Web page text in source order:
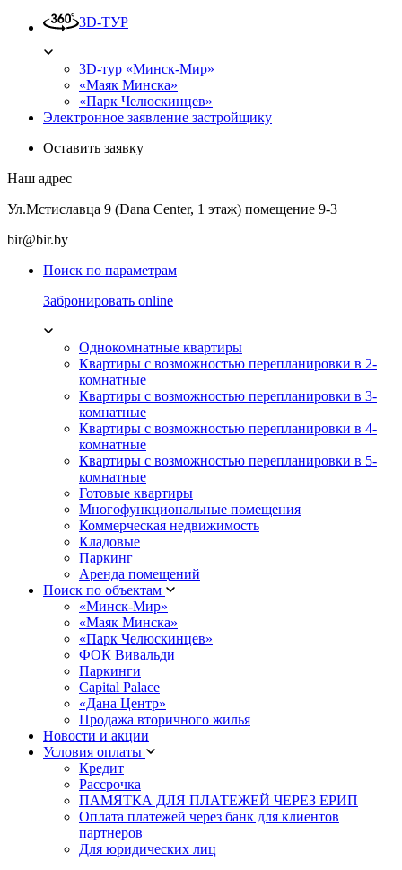
3D-ТУР
3D-тур «Минск-Мир»
«Маяк Минска»
«Парк Челюскинцев»
Электронное заявление застройщику
Оставить заявку
Наш адрес
Ул.Мстиславца 9 (Dana Center, 1 этаж) помещение 9-3
bir@bir.by
Поиск по параметрам
Забронировать online
Однокомнатные квартиры
Квартиры с возможностью перепланировки в 2-
комнатные
Квартиры с возможностью перепланировки в 3-
комнатные
Квартиры с возможностью перепланировки в 4-
комнатные
Квартиры с возможностью перепланировки в 5-
комнатные
Готовые квартиры
Многофункциональные помещения
Коммерческая недвижимость
Кладовые
Паркинг
Аренда помещений
Поиск по объектам
«Минск-Мир»
«Маяк Минска»
«Парк Челюскинцев»
ФОК Вивальди
Паркинги
Capital Palace
«Дана Центр»
Продажа вторичного жилья
Новости и акции
Условия оплаты
Кредит
Рассрочка
ПАМЯТКА ДЛЯ ПЛАТЕЖЕЙ ЧЕРЕЗ ЕРИП
Оплата платежей через банк для клиентов
партнеров
Для юридических лиц